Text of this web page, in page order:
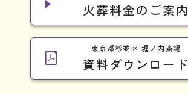
火葬料金のご案内
東京都杉並区 堀ノ内斎場
資料ダウンロード